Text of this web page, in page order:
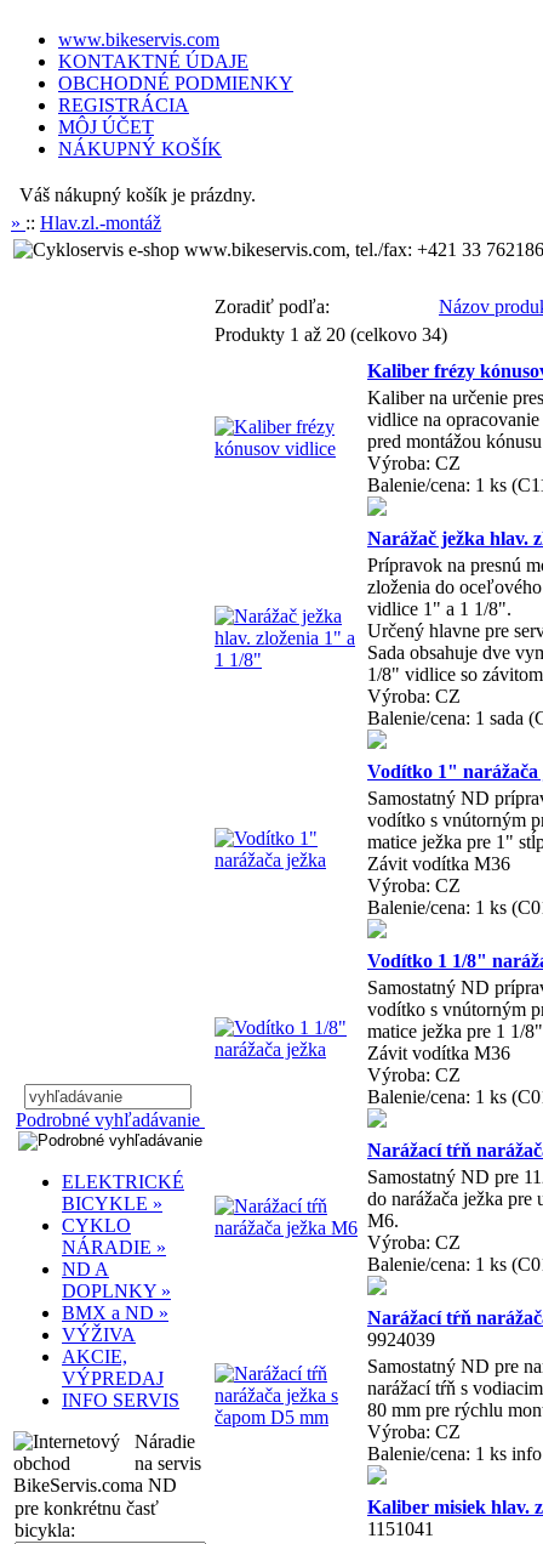
www.bikeservis.com
KONTAKTNÉ ÚDAJE
OBCHODNÉ PODMIENKY
REGISTRÁCIA
MÔJ ÚČET
NÁKUPNÝ KOŠÍK
Váš nákupný košík je prázdny.
» :: Hlav.zl.-montáž
www.bikeservis.com, tel./fax: +421 33
Podrobné vyhľadávanie
ELEKTRICKÉ
BICYKLE »
CYKLO
NÁRADIE »
ND A
DOPLNKY »
BMX a ND »
VÝŽIVA
AKCIE,
VÝPREDAJ
INFO SERVIS
Náradie
na servis
a ND
pre konkrétnu časť
bicykla:
Zoradiť podľa:
Názov
Produkty 1 až 20 (celkovo 34)
Kaliber frézy
Kaliber na určenie
vidlice na
pred montážou
Výroba: CZ
Balenie/cena: 1 ks
Narážač ježka hlav.
Prípravok na presnú
zloženia do
vidlice 1" a 1 1/8".
Určený hlavne pre
Sada obsahuje dve
1/8" vidlice so
Výroba: CZ
Balenie/cena: 1 sada
Vodítko 1" narážača
Samostatný ND
vodítko s vnútorným
matice ježka pre 1"
Závit vodítka M36
Výroba: CZ
Balenie/cena: 1 ks
Vodítko 1 1/8"
Samostatný ND
vodítko s vnútorným
matice ježka pre 1 1/
Závit vodítka M36
Výroba: CZ
Balenie/cena: 1 ks
Narážací tŕň
Samostatný ND pre
do narážača ježka pre
M6.
Výroba: CZ
Balenie/cena: 1 ks
Narážací tŕň
9924039
Samostatný ND pre
narážací tŕň s
80 mm pre rýchlu
Výroba: CZ
Balenie/cena: 1 ks
Kaliber misiek hlav.
1151041